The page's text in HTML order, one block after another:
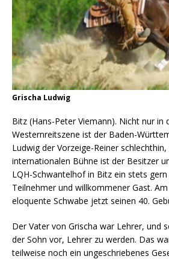
Grischa Ludwig
Bitz (Hans-Peter Viemann). Nicht nur in
Westernreitszene ist der Baden-
Ludwig der Vorzeige-Reiner
internationalen Bühne ist der Besitzer
LQH-Schwantelhof in Bitz ein stets
Teilnehmer und willkommener Gast.
eloquente Schwabe jetzt seinen 40.
Der Vater von Grischa war Lehrer, und
der Sohn vor, Lehrer zu werden. Das
teilweise noch ein ungeschriebenes